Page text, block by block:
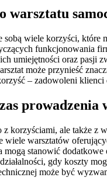
warsztatu
sobą wiele korzyści,
funkcjonowania
umiejętności oraz pasji
może przynieść
– zadowoleni
prowadzenia
korzyściami, ale także
warsztatów
stanowić
gdy koszty
może być